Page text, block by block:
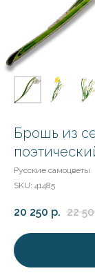
Брошь из
Русские самоцветы
SKU: 41485
20 250 р. 22